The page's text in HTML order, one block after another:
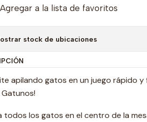
Agregar a la lista de favoritos
stock de ubicaciones
apilando gatos en un juego rápido
todos los gatos en el centro de la